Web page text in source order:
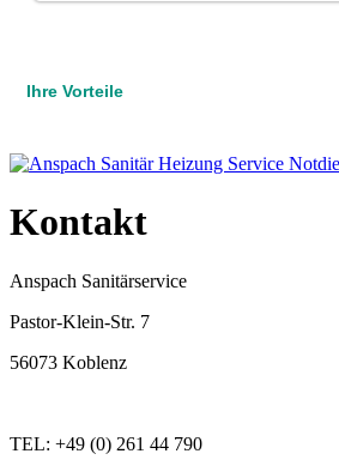
Ihre Vorteile
Kontakt
Anspach Sanitärservice
Pastor-Klein-Str. 7
56073 Koblenz
TEL: +49 (0) 261 44 790